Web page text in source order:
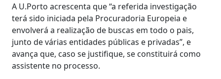
A U.Porto acrescenta que “a referida investigação
terá sido iniciada pela Procuradoria Europeia e
envolverá a realização de buscas em todo o pais,
junto de várias entidades públicas e privadas”, e
avança que, caso se justifique, se constituirá como
assistente no processo.